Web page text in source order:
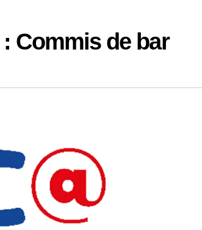
Commis de bar